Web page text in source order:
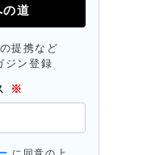
の道
提携など
ジン登録
※